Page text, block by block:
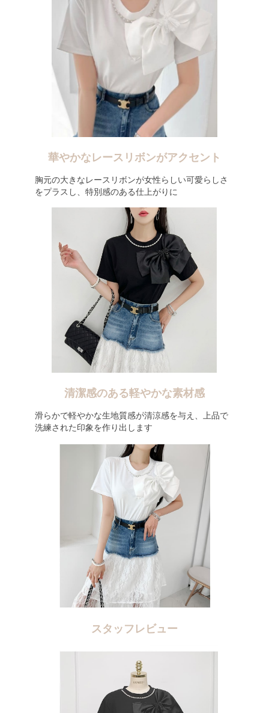
華やかなレースリボンがアクセント
胸元の大きなレースリボンが女性らしい可愛らしさ
をプラスし、特別感のある仕上がりに
清潔感のある軽やかな素材感
滑らかで軽やかな生地質感が清涼感を与え、上品で
洗練された印象を作り出します
スタッフレビュー